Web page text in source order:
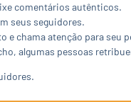
comentários autênticos.
seus seguidores.
e chama atenção para seu
algumas pessoas